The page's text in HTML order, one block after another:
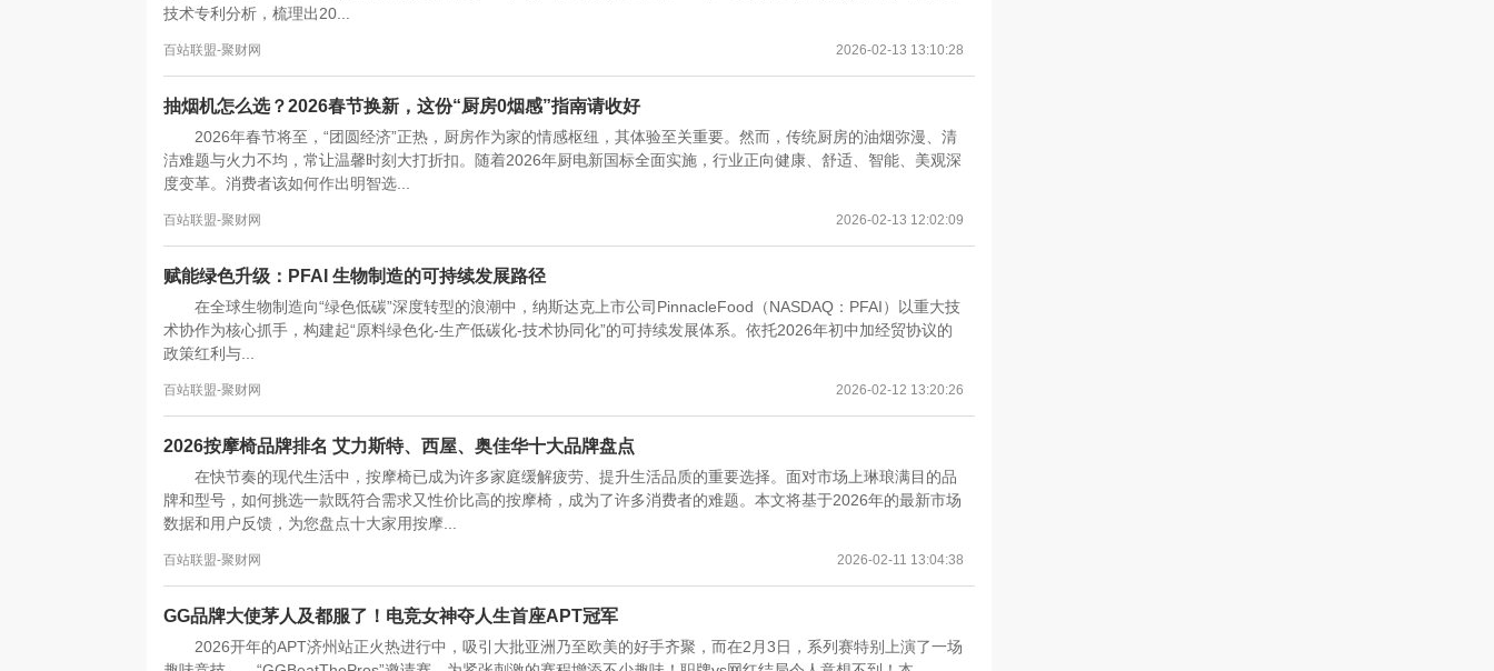
技术专利分析，梳理出20...
百站联盟-聚财网 2026-02-13 13:10:28
抽烟机怎么选？2026春节换新，这份“厨房0烟感”指南请收好
2026年春节将至，“团圆经济”正热，厨房作为家的情感枢纽，其体验至关重要。然而，传统厨房的油烟弥漫、清
洁难题与火力不均，常让温馨时刻大打折扣。随着2026年厨电新国标全面实施，行业正向健康、舒适、智能、美观深
度变革。消费者该如何作出明智选...
百站联盟-聚财网 2026-02-13 12:02:09
赋能绿色升级：PFAI 生物制造的可持续发展路径
在全球生物制造向“绿色低碳”深度转型的浪潮中，纳斯达克上市公司PinnacleFood（NASDAQ：PFAI）以重大技
术协作为核心抓手，构建起“原料绿色化-生产低碳化-技术协同化”的可持续发展体系。依托2026年初中加经贸协议的
政策红利与...
百站联盟-聚财网 2026-02-12 13:20:26
2026按摩椅品牌排名 艾力斯特、西屋、奥佳华十大品牌盘点
在快节奏的现代生活中，按摩椅已成为许多家庭缓解疲劳、提升生活品质的重要选择。面对市场上琳琅满目的品
牌和型号，如何挑选一款既符合需求又性价比高的按摩椅，成为了许多消费者的难题。本文将基于2026年的最新市场
数据和用户反馈，为您盘点十大家用按摩...
百站联盟-聚财网 2026-02-11 13:04:38
GG品牌大使茅人及都服了！电竞女神夺人生首座APT冠军
2026开年的APT济州站正火热进行中，吸引大批亚洲乃至欧美的好手齐聚，而在2月3日，系列赛特别上演了一场